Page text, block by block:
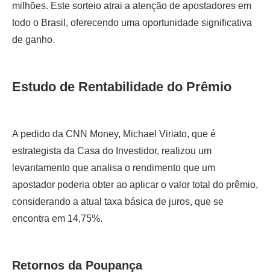
milhões. Este sorteio atrai a atenção de apostadores em
todo o Brasil, oferecendo uma oportunidade significativa
de ganho.
Estudo de Rentabilidade do Prêmio
A pedido da CNN Money, Michael Viriato, que é
estrategista da Casa do Investidor, realizou um
levantamento que analisa o rendimento que um
apostador poderia obter ao aplicar o valor total do prêmio,
considerando a atual taxa básica de juros, que se
encontra em 14,75%.
Retornos da Poupança